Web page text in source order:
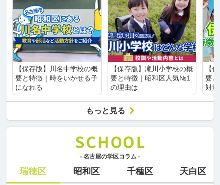
【保存版】川名中学校の概
要と特徴｜時をいかせる子
になれる
【保存版】滝川小学校の概
要と特徴｜昭和区人気№1
の理由は
【
要
対
もっと見る
- 名古屋の学区コラム -
瑞穂区 昭和区 千種区 天白区